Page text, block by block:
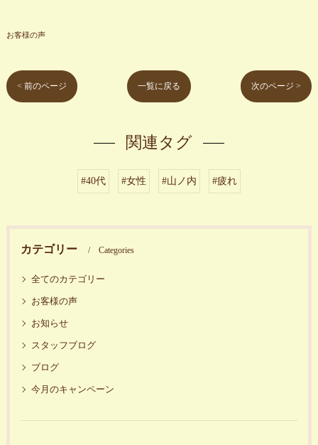
お客様の声
< 前のページ 一覧に戻る 次のページ >
関連タグ
#40代 #女性 #山ノ内 #疲れ
カテゴリー Categories
全てのカテゴリー
お客様の声
お知らせ
スタッフブログ
ブログ
今月のキャンペーン